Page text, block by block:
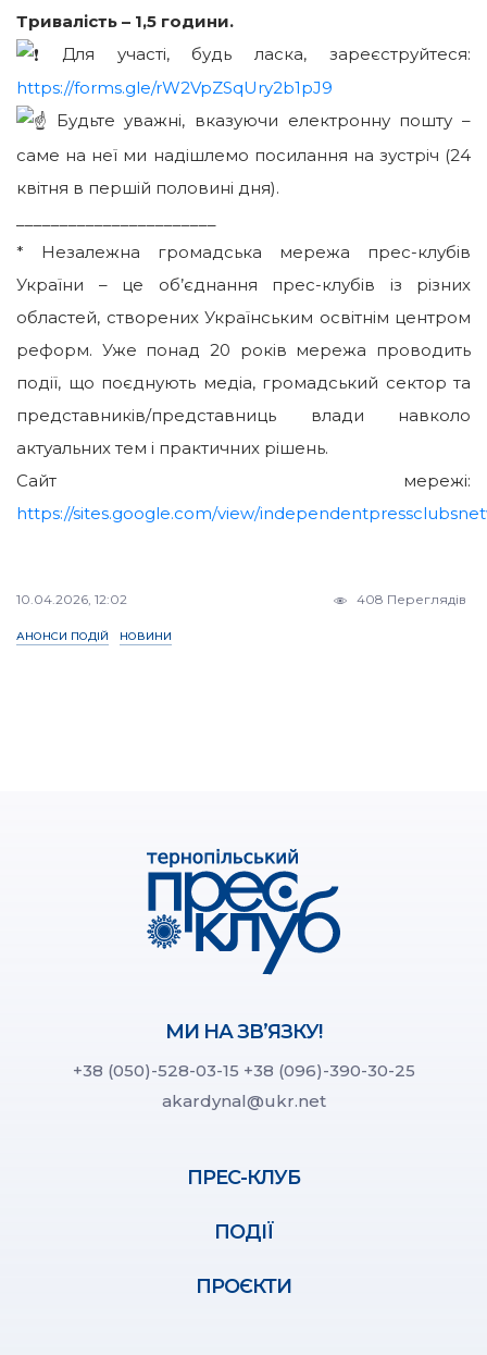
Тривалість – 1,5 години.
Для участі, будь ласка, зареєструйтеся:
https://forms.gle/rW2VpZSqUry2b1pJ9
Будьте уважні, вказуючи електронну пошту –
саме на неї ми надішлемо посилання на зустріч (24
квітня в першій половині дня).
* Незалежна громадська мережа прес-клубів
України – це об’єднання прес-клубів із різних
областей, створених Українським освітнім центром
реформ. Уже понад 20 років мережа проводить
події, що поєднують медіа, громадський сектор та
представників/представниць влади навколо
актуальних тем і практичних рішень.
Сайт мережі:
https://sites.google.com/view/
10.04.2026, 12:02 408 Переглядів
АНОНСИ ПОДІЙ НОВИНИ
МИ НА ЗВ’ЯЗКУ!
+38 (050)-528-03-15 +38 (096)-390-30-25
akardynal@ukr.net
ПРЕС-КЛУБ
ПОДІЇ
ПРОЄКТИ